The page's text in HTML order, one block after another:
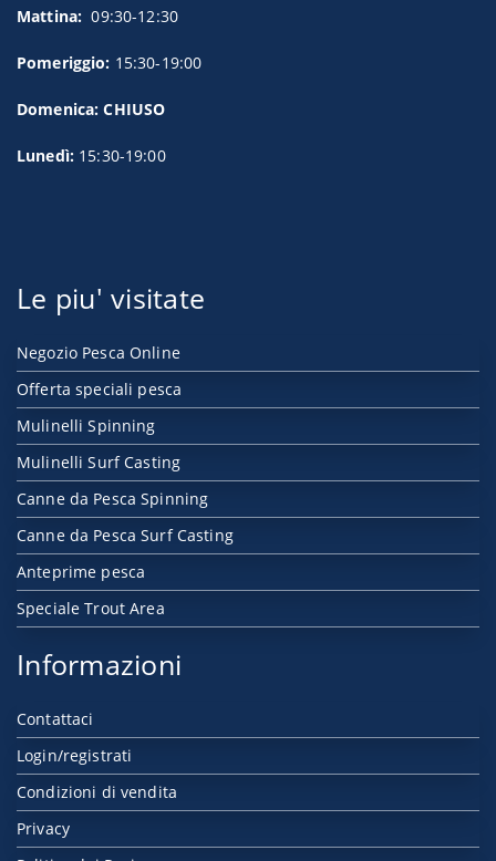
Mattina: 09:30-12:30
Pomeriggio: 15:30-19:00
Domenica: CHIUSO
Lunedì: 15:30-19:00
Le piu' visitate
Negozio Pesca Online
Offerta speciali pesca
Mulinelli Spinning
Mulinelli Surf Casting
Canne da Pesca Spinning
Canne da Pesca Surf Casting
Anteprime pesca
Speciale Trout Area
Informazioni
Contattaci
Login/registrati
Condizioni di vendita
Privacy